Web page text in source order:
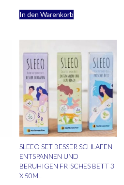
In den Warenkorb
SLEEO SET BESSER SCHLAFEN
ENTSPANNEN UND
BERUHIGEN FRISCHES BETT 3
X 50ML